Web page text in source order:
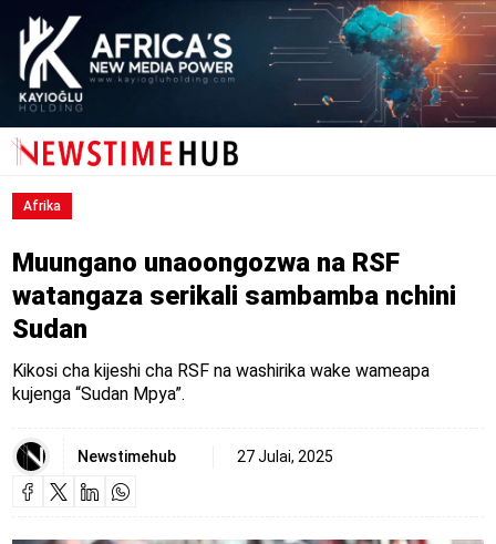
Afrika
Muungano unaoongozwa na RSF
watangaza serikali sambamba nchini
Sudan
Kikosi cha kijeshi cha RSF na washirika wake wameapa
kujenga “Sudan Mpya”.
Newstimehub 27 Julai, 2025